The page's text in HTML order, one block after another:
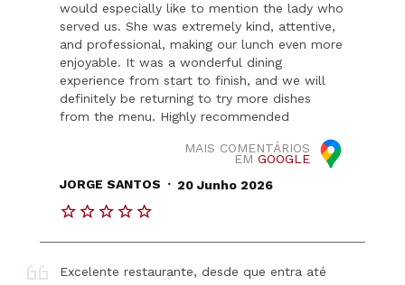
would especially like to mention the lady who
served us. She was extremely kind, attentive,
and professional, making our lunch even more
enjoyable. It was a wonderful dining
experience from start to finish, and we will
definitely be returning to try more dishes
from the menu. Highly recommended
MAIS COMENTÁRIOS
EM GOOGLE
JORGE SANTOS . 20 Junho 2026
Excelente restaurante, desde que entra até